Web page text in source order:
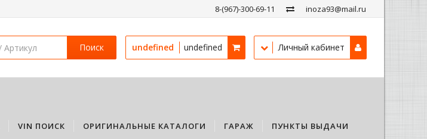
8-(967)-300-69-11 inoza93@mail.ru
Поиск undefined undefined Личный кабинет
VIN ПОИСК ОРИГИНАЛЬНЫЕ КАТАЛОГИ ГАРАЖ ПУНКТЫ ВЫДАЧИ